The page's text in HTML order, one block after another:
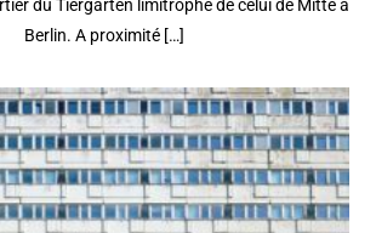
du Tiergarten limitrophe de celui de Mitte à
Berlin. A proximité […]